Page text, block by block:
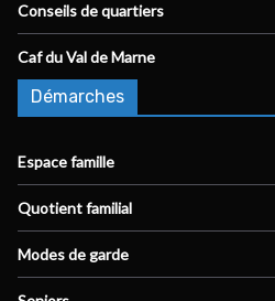
Conseils de quartiers
Caf du Val de Marne
Démarches
Espace famille
Quotient familial
Modes de garde